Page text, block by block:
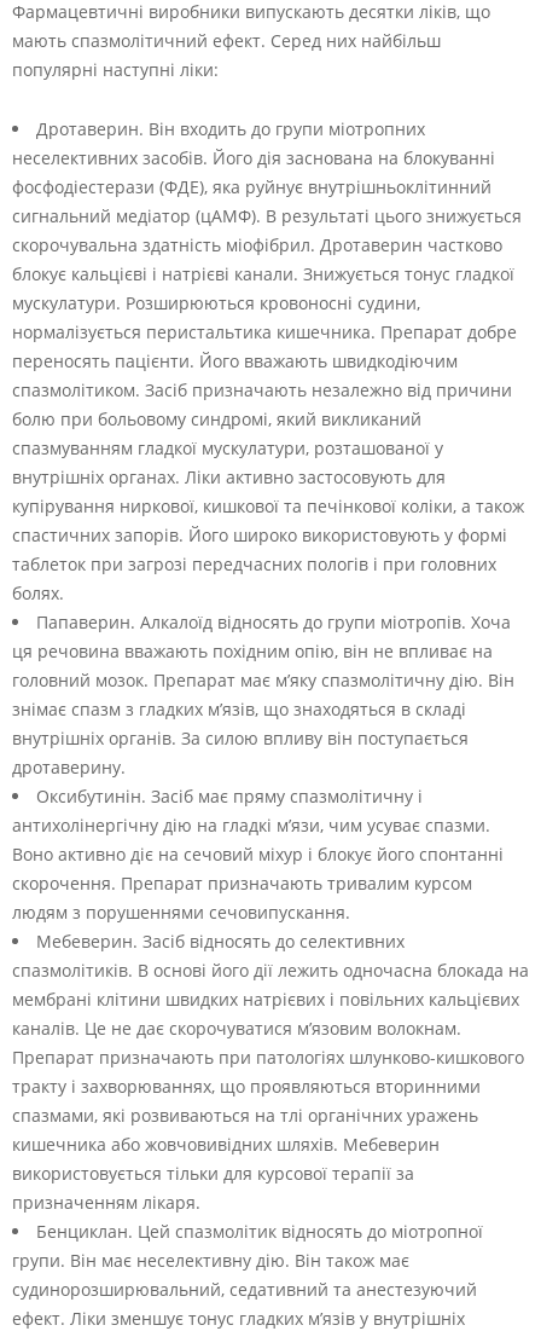
Фармацевтичні виробники випускають десятки ліків, що
мають спазмолітичний ефект. Серед них найбільш
популярні наступні ліки:
Дротаверин. Він входить до групи міотропних
неселективних засобів. Його дія заснована на блокуванні
фосфодіестерази (ФДЕ), яка руйнує внутрішньоклітинний
сигнальний медіатор (цАМФ). В результаті цього знижується
скорочувальна здатність міофібрил. Дротаверин частково
блокує кальцієві і натрієві канали. Знижується тонус гладкої
мускулатури. Розширюються кровоносні судини,
нормалізується перистальтика кишечника. Препарат добре
переносять пацієнти. Його вважають швидкодіючим
спазмолітиком. Засіб призначають незалежно від причини
болю при больовому синдромі, який викликаний
спазмуванням гладкої мускулатури, розташованої у
внутрішніх органах. Ліки активно застосовують для
купірування ниркової, кишкової та печінкової коліки, а також
спастичних запорів. Його широко використовують у формі
таблеток при загрозі передчасних пологів і при головних
болях.
Папаверин. Алкалоїд відносять до групи міотропів. Хоча
ця речовина вважають похідним опію, він не впливає на
головний мозок. Препарат має м’яку спазмолітичну дію. Він
знімає спазм з гладких м’язів, що знаходяться в складі
внутрішніх органів. За силою впливу він поступається
дротаверину.
Оксибутинін. Засіб має пряму спазмолітичну і
антихолінергічну дію на гладкі м’язи, чим усуває спазми.
Воно активно діє на сечовий міхур і блокує його спонтанні
скорочення. Препарат призначають тривалим курсом
людям з порушеннями сечовипускання.
Мебеверин. Засіб відносять до селективних
спазмолітиків. В основі його дії лежить одночасна блокада на
мембрані клітини швидких натрієвих і повільних кальцієвих
каналів. Це не дає скорочуватися м’язовим волокнам.
Препарат призначають при патологіях шлунково-кишкового
тракту і захворюваннях, що проявляються вторинними
спазмами, які розвиваються на тлі органічних уражень
кишечника або жовчовивідних шляхів. Мебеверин
використовується тільки для курсової терапії за
призначенням лікаря.
Бенциклан. Цей спазмолітик відносять до міотропної
групи. Він має неселективну дію. Він також має
судинорозширювальний, седативний та анестезуючий
ефект. Ліки зменшує тонус гладких м’язів у внутрішніх